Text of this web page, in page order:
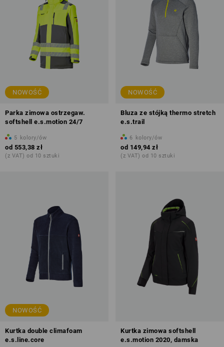
NOWOŚĆ
Parka zimowa ostrzegaw.
softshell e.s.motion 24/7
5 kolory/ów
od 553,38 zł
(z VAT) od 10 sztuki
NOWOŚĆ
Bluza ze stójką thermo stretch
e.s.trail
6 kolory/ów
od 149,94 zł
(z VAT) od 10 sztuki
NOWOŚĆ
Kurtka double climafoam
e.s.line.core
Kurtka zimowa softshell
e.s.motion 2020, damska